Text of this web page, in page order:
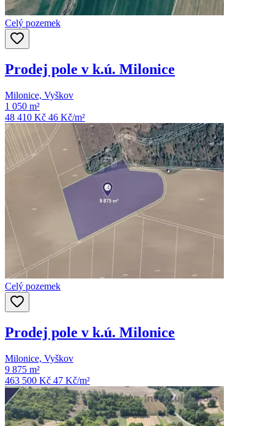
Celý pozemek
Prodej pole v k.ú. Milonice
Milonice, Vyškov
1 050 m²
48 410 Kč 46 Kč/m²
Celý pozemek
Prodej pole v k.ú. Milonice
Milonice, Vyškov
9 875 m²
463 500 Kč 47 Kč/m²